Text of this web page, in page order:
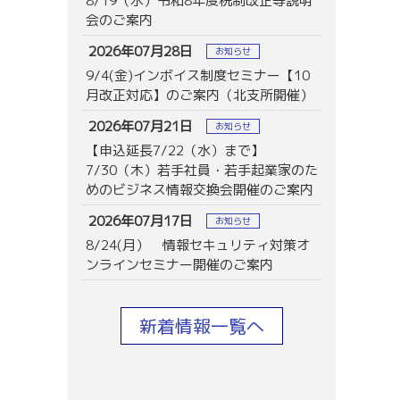
会のご案内
2026年07月28日
お知らせ
9/4(金)インボイス制度セミナー【10
月改正対応】のご案内（北支所開催）
2026年07月21日
お知らせ
【申込延長7/22（水）まで】
7/30（木）若手社員・若手起業家のた
めのビジネス情報交換会開催のご案内
2026年07月17日
お知らせ
8/24(月） 情報セキュリティ対策オ
ンラインセミナー開催のご案内
新着情報一覧へ